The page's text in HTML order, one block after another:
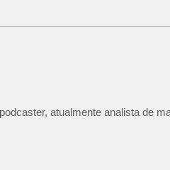
atualmente analista de